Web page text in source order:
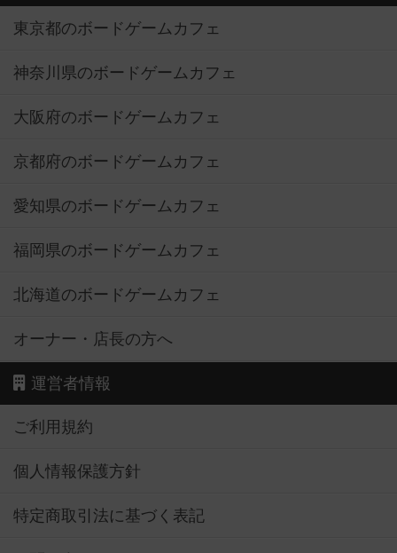
東京都のボードゲームカフェ
神奈川県のボードゲームカフェ
大阪府のボードゲームカフェ
京都府のボードゲームカフェ
愛知県のボードゲームカフェ
福岡県のボードゲームカフェ
北海道のボードゲームカフェ
オーナー・店長の方へ
運営者情報
ご利用規約
個人情報保護方針
特定商取引法に基づく表記